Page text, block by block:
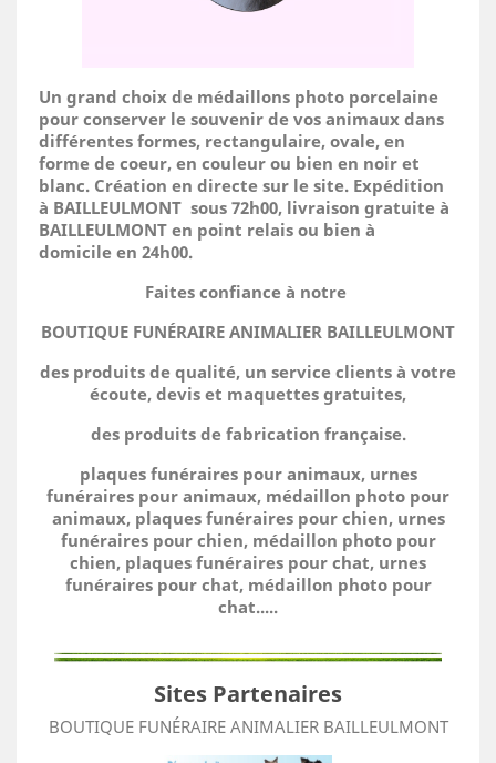
Un grand choix de médaillons photo porcelaine
pour conserver le souvenir de vos animaux dans
différentes formes, rectangulaire, ovale, en
forme de coeur, en couleur ou bien en noir et
blanc. Création en directe sur le site. Expédition
à BAILLEULMONT sous 72h00, livraison gratuite à
BAILLEULMONT en point relais ou bien à
domicile en 24h00.
Faites confiance à notre
BOUTIQUE FUNÉRAIRE ANIMALIER BAILLEULMONT
des produits de qualité, un service clients à votre
écoute, devis et maquettes gratuites,
des produits de fabrication française.
plaques funéraires pour animaux, urnes
funéraires pour animaux, médaillon photo pour
animaux, plaques funéraires pour chien, urnes
funéraires pour chien, médaillon photo pour
chien, plaques funéraires pour chat, urnes
funéraires pour chat, médaillon photo pour
chat.....
Sites Partenaires
BOUTIQUE FUNÉRAIRE ANIMALIER BAILLEULMONT